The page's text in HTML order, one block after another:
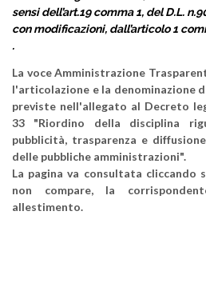
sensi dell’art.19 comma 1, del D.L.
con modificazioni, dall’articolo 1
.
La voce Amministrazione
l'articolazione e la denominazione
previste nell'allegato al Decreto
33 "Riordino della disciplina
pubblicità, trasparenza e
delle pubbliche amministrazioni".
La pagina va consultata cliccando
non compare, la
allestimento.